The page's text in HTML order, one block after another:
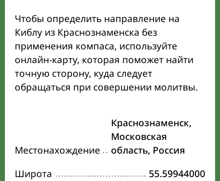
Чтобы определить направление на
Киблу из Краснознаменска без
применения компаса, используйте
онлайн-карту, которая поможет найти
точную сторону, куда следует
обращаться при совершении молитвы.
Местонахождение
Краснознаменск,
Московская
область, Россия
Широта
55.59944000